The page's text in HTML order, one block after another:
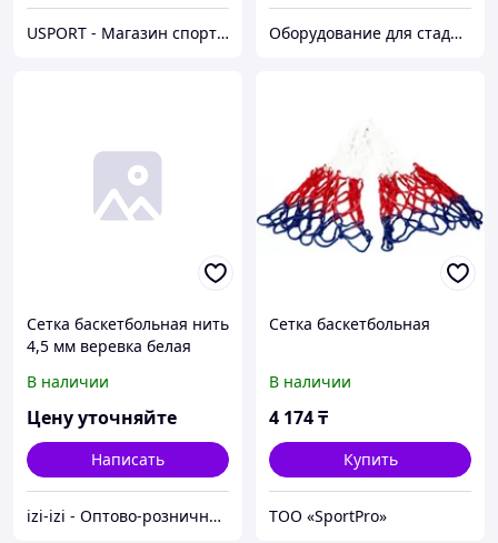
USPORT - Магазин спортивных товаров Оборудование для стадионов и спортивных объектов
Сетка баскетбольная нить
4,5 мм веревка белая
В наличии
Цену уточняйте
Написать
izi-izi - Оптово-розничный Склад - товары на заказ до двери! Cамые уникальные и полезные товары.
Сетка баскетбольная
В наличии
4 174₸
Купить
ТОО «SportPro»